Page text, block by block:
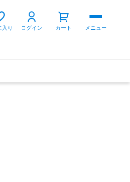
入り ログイン カート メニュー
様